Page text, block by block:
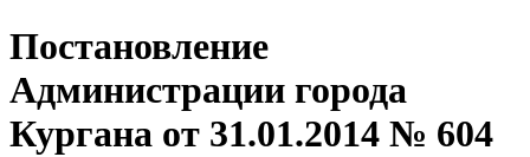
Постановление
Администрации города
Кургана от 31.01.2014 № 604